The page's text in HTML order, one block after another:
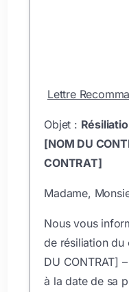
Lettre
Objet :
[NOM DU
CONTRAT]
Madame,
Nous vous
de résiliation du
DU CONTRAT]
à la date de sa